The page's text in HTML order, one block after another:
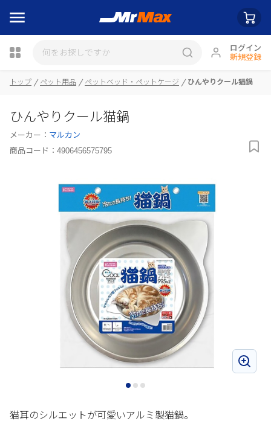
ログイン
新規登録
瓶詰
トップ ペット用品 ペットベッド・ペットケージ ひんやりクール猫鍋
ひんやりクール猫鍋
メーカー： マルカン
商品コード： 4906456575795
猫耳のシルエットが可愛いアルミ製猫鍋。